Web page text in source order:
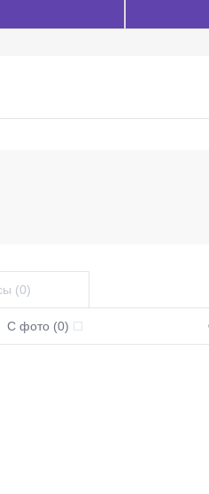
(0)
С фото (0)